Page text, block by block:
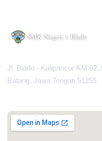
Jl. Blado - Kalipancur KM.02,
Batang, Jawa Tengah 51255